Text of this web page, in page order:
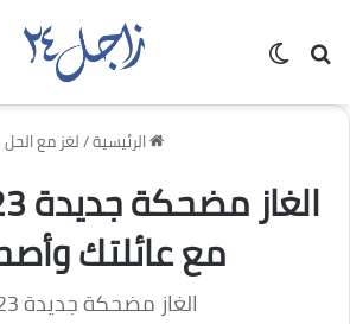
بحث عن
الرئيسية/لغز مع الحل
مع عائلتك
الغاز مضحكة جديدة 2023